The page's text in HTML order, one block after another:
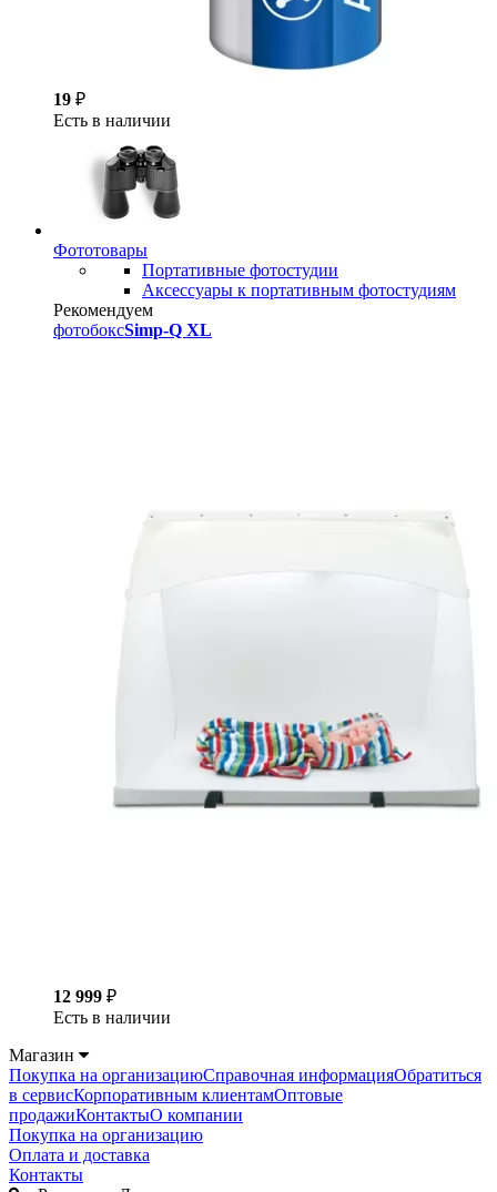
19 ₽
Есть в наличии
Фототовары
Портативные фотостудии
Аксессуары к портативным фотостудиям
Рекомендуем
фотобоксSimp-Q XL
12 999 ₽
Есть в наличии
Магазин
Покупка на организациюСправочная информацияОбратиться
в сервисКорпоративным клиентамОптовые
продажиКонтактыО компании
Покупка на организацию
Оплата и доставка
Контакты